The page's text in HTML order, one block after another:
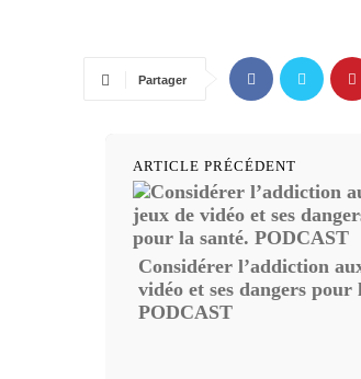
Partager
ARTICLE PRÉCÉDENT
Considérer l’addiction
vidéo et ses dangers pour
PODCAST